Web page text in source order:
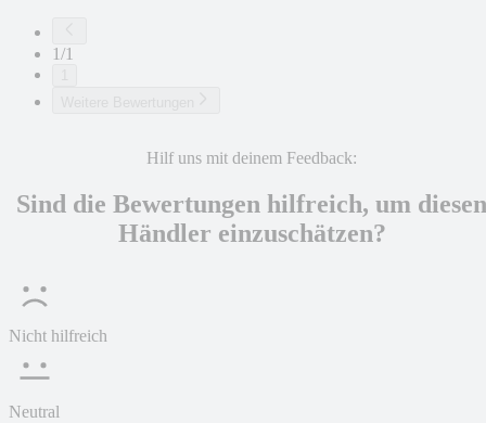
1/1
Hilf uns mit deinem Feedback:
Sind die Bewertungen hilfreich, um diesen
Händler einzuschätzen?
Nicht hilfreich
Neutral